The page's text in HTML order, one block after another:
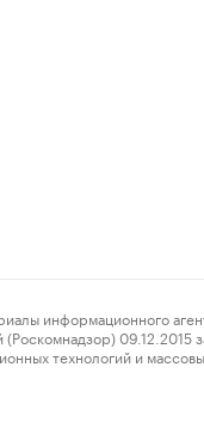
технологий и